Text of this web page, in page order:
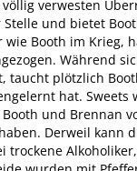
verwesten
und bietet
Booth im Krieg,
Während
taucht plötzlich
hat. Sweets
und Brennan
Derweil kann
trockene